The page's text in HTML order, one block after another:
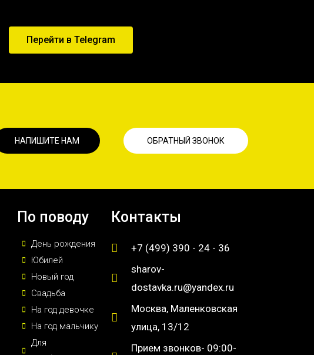
Перейти в Telegram
НАПИШИТЕ НАМ ОБРАТНЫЙ ЗВОНОК
По поводу
День рождения
Юбилей
Новый год
Свадьба
На год девочке
На год мальчику
Для
Контакты
+7 (499) 390 - 24 - 36
sharov-
dostavka.ru@yandex.ru
Москва, Маленковская
улица, 13/12
Прием звонков- 09:00-